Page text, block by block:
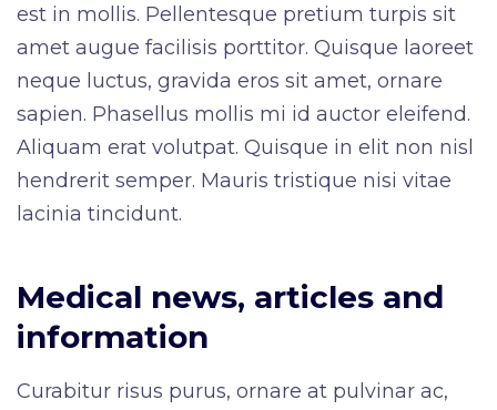
est in mollis. Pellentesque pretium turpis sit
amet augue facilisis porttitor. Quisque laoreet
neque luctus, gravida eros sit amet, ornare
sapien. Phasellus mollis mi id auctor eleifend.
Aliquam erat volutpat. Quisque in elit non nisl
hendrerit semper. Mauris tristique nisi vitae
lacinia tincidunt.
Medical news, articles and
information
Curabitur risus purus, ornare at pulvinar ac,